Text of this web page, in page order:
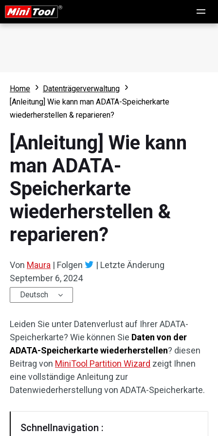
Home
Datenträgerverwaltung
[Anleitung] Wie kann man ADATA-Speicherkarte
wiederherstellen & reparieren?
[Anleitung] Wie kann
man ADATA-
Speicherkarte
wiederherstellen &
reparieren?
Von Maura | Folgen | Letzte Änderung
September 6, 2024
Deutsch
Leiden Sie unter Datenverlust auf Ihrer ADATA-
Speicherkarte? Wie können Sie Daten von der
ADATA-Speicherkarte wiederherstellen? diesen
Beitrag von MiniTool Partition Wizard zeigt Ihnen
eine vollständige Anleitung zur
Datenwiederherstellung von ADATA-Speicherkarte.
Schnellnavigation :